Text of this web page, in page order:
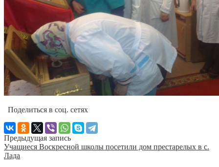
Поделиться в соц. сетях
Предыдущая запись
Учащиеся Воскресной школы посетили дом престарелых в с.
Лада